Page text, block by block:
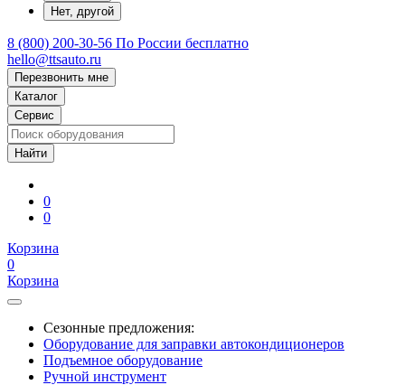
Нет, другой
8 (800) 200-30-56 По России бесплатно
hello@ttsauto.ru
Перезвонить мне
Каталог
Сервис
0
0
Корзина
0
Корзина
Сезонные предложения:
Оборудование для заправки автокондиционеров
Подъемное оборудование
Ручной инструмент